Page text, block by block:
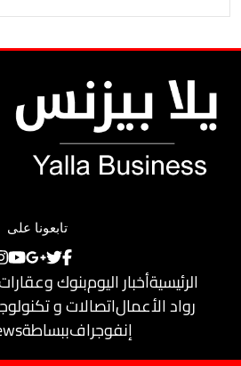
تابعونا على
الرئيسيةأخبار اليومبنوك
رواد الأعمالاتصالات و
إنفوجرافببساطة